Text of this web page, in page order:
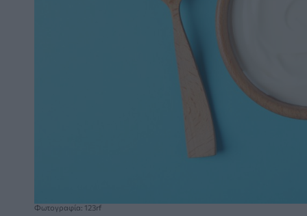
Φωτογραφία: 123rf